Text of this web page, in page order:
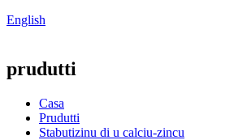
English
prudutti
Casa
Prudutti
Stabutizinu di u calciu-zincu